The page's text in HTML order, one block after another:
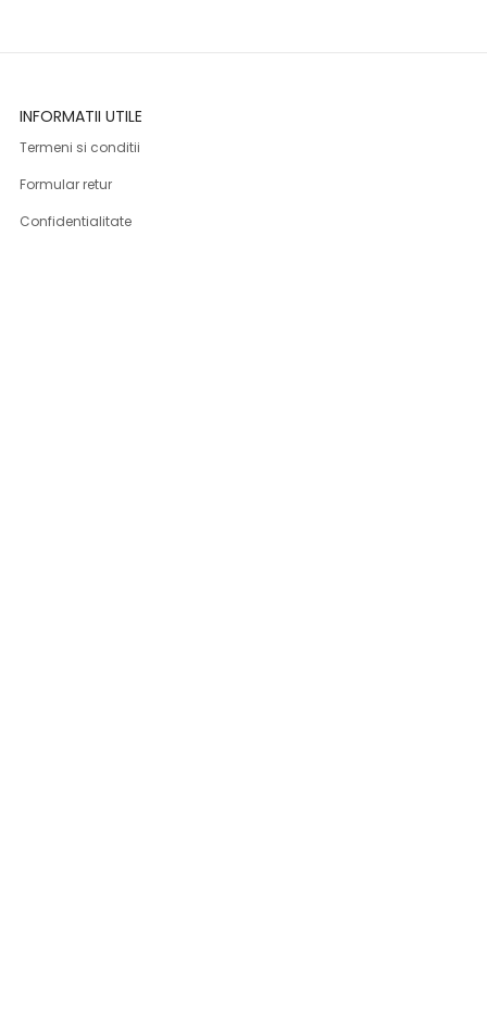
INFORMATII UTILE
Termeni si conditii
Formular retur
Confidentialitate